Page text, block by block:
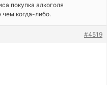
покупка алкоголя
чем когда-либо.
#4519